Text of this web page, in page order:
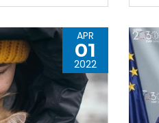
APR
01
2022